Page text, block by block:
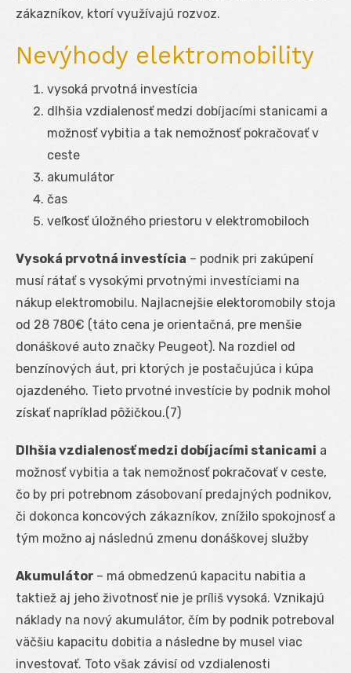
zákazníkov, ktorí využívajú rozvoz.
Nevýhody elektromobility
vysoká prvotná investícia
dlhšia vzdialenosť medzi dobíjacími stanicami a
možnosť vybitia a tak nemožnosť pokračovať v
ceste
akumulátor
čas
veľkosť úložného priestoru v elektromobiloch
Vysoká prvotná investícia – podnik pri zakúpení
musí rátať s vysokými prvotnými investíciami na
nákup elektromobilu. Najlacnejšie elektoromobily stoja
od 28 780€ (táto cena je orientačná, pre menšie
donáškové auto značky Peugeot). Na rozdiel od
benzínových áut, pri ktorých je postačujúca i kúpa
ojazdeného. Tieto prvotné investície by podnik mohol
získať napríklad pôžičkou.(7)
Dlhšia vzdialenosť medzi dobíjacími stanicami a
možnosť vybitia a tak nemožnosť pokračovať v ceste,
čo by pri potrebnom zásobovaní predajných podnikov,
či dokonca koncových zákazníkov, znížilo spokojnosť a
tým možno aj následnú zmenu donáškovej služby
Akumulátor – má obmedzenú kapacitu nabitia a
taktiež aj jeho životnosť nie je príliš vysoká. Vznikajú
náklady na nový akumulátor, čím by podnik potreboval
väčšiu kapacitu dobitia a následne by musel viac
investovať. Toto však závisí od vzdialenosti